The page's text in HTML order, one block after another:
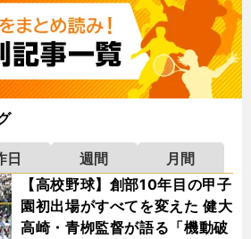
日 週間
月間
【高校野球】創部10年目の甲子
園初出場がすべてを変えた 健大
高崎・青栁監督が語る「機動破